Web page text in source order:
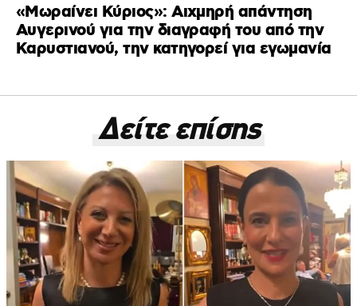
«Μωραίνει Κύριος»: Αιχμηρή απάντηση
Αυγερινού για την διαγραφή του από την
Καρυστιανού, την κατηγορεί για εγωμανία
Δείτε επίσης